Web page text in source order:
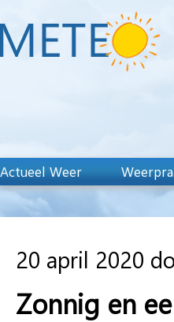
Actueel Weer
20 april 2020
Zonnig en